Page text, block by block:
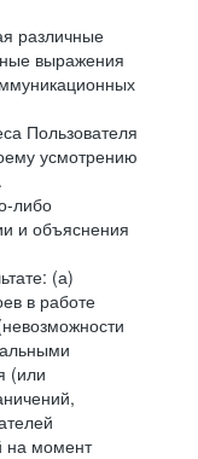
различные
выражения
Пользователя
усмотрению
либо
и объяснения
(а)
в работе
(или
на момент